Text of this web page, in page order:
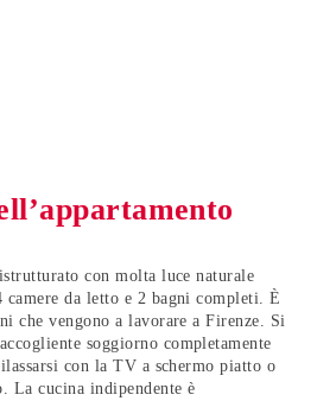
con molta luce naturale
camere da letto e 2 bagni completi. È
che vengono a lavorare a Firenze. Si
soggiorno completamente
con la TV a schermo piatto o
La cucina indipendente è